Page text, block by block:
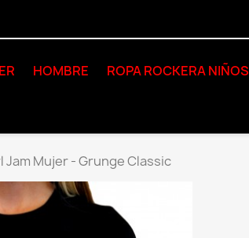
HOMBRE ROPA ROCKERA NIÑOS
Jam Mujer - Grunge Classic